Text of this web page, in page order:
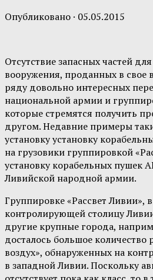
Опубликовано · 05.05.2015
Отсутствие запасных частей
вооружения, проданных в свое
ряду довольно интересных
национальной армии и
которые стремятся получить
другом. Недавние примеры
установку установку
на грузовики группировкой
установку корабельных пушек
Ливийской народной армии.
Группировке «Рассвет Ливии»,
контролирующей столицу
другие крупные города,
досталось большое количество
воздух», обнаруженных на
в западной Ливии. Поскольку